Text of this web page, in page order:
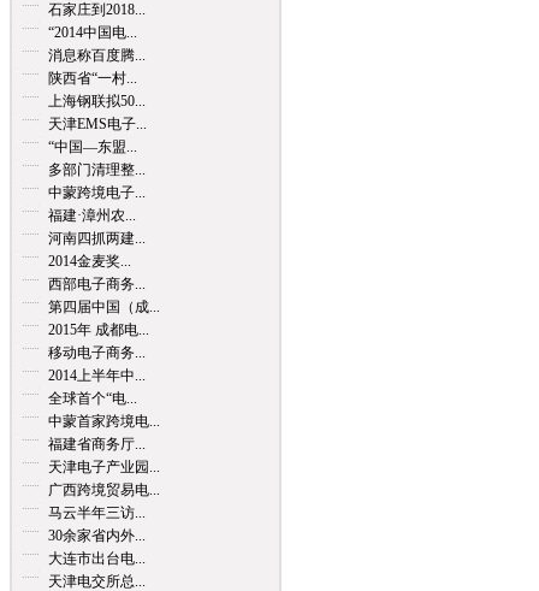
石家庄到2018...
“2014中国电...
消息称百度腾...
陕西省“一村...
上海钢联拟50...
天津EMS电子...
“中国—东盟...
多部门清理整...
中蒙跨境电子...
福建·漳州农...
河南四抓两建...
2014金麦奖...
西部电子商务...
第四届中国（成...
2015年 成都电...
移动电子商务...
2014上半年中...
全球首个“电...
中蒙首家跨境电...
福建省商务厅...
天津电子产业园...
广西跨境贸易电...
马云半年三访...
30余家省内外...
大连市出台电...
天津电交所总...